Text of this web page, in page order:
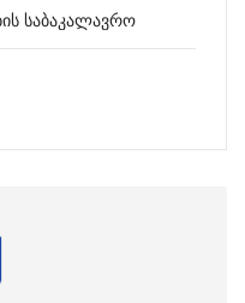
საბაკალავრო